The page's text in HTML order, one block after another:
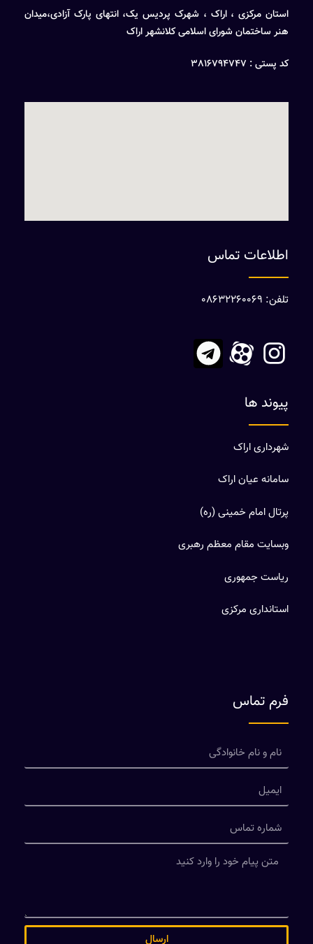
استان مرکزی ، اراک ، شهرک پردیس یک، انتهای پارک آزادی،میدان
هنر ساختمان شورای اسلامی کلانشهر اراک
کد پستی : 3816794747
اطلاعات تماس
تلفن: 08632260069
پیوند ها
شهرداری اراک
سامانه عیان اراک
پرتال امام خمینی (ره)
وبسایت مقام معظم رهبری
ریاست جمهوری
استانداری مرکزی
فرم تماس
ارسال